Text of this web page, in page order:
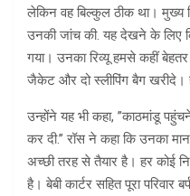
लेकिन वह बिल्कुल ठीक था। मुख्य
उनकी जांच की. यह देखने के लिए
गया। उनका रिव्यू हमसे कहीं
जैकेट और दो स्लीपिंग बैग खरीदे।
उन्होंने यह भी कहा, ”काठमांडू
कर दी.” रॉस ने कहा कि उनका
अच्छी तरह से तैयार है। हर कोई
है। बेबी कार्टर सहित पूरा